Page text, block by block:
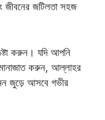
জীবনের জটিলতা সহজ
করুন। যদি আপনি
করুন, আল্লাহর
জুড়ে আসবে গভীর